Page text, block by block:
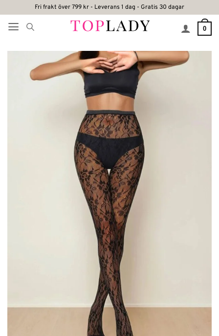
content
Fri frakt över 799 kr - Leverans 1 dag - Gratis 30 dagar
0